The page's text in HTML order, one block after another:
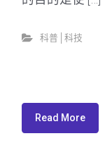
科普│科技
Read More